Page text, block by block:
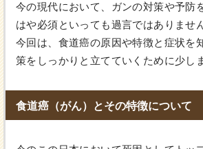
今の現代において、ガンの対策や予防
はや必須といっても過言ではありません
今回は、食道癌の原因や特徴と症状を
策をしっかりと立てていくために少し
食道癌（がん）とその特徴について